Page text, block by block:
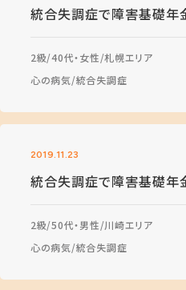
統合失調症で障害基礎年
2級 40代・女性 札幌エリア
心の病気 統合失調症
2019.11.23
統合失調症で障害基礎年
2級 50代・男性 川崎エリア
心の病気 統合失調症